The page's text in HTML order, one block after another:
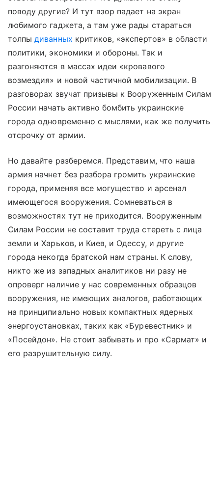
поводу другие? И тут взор падает на экран
любимого гаджета, а там уже рады стараться
толпыдиванных критиков, «экспертов» в области
политики, экономики и обороны. Так и
разгоняются в массах идеи «кровавого
возмездия» и новой частичной мобилизации. В
разговорах звучат призывы к Вооруженным Силам
России начать активно бомбить украинские
города одновременно с мыслями, как же получить
отсрочку от армии.
Но давайте разберемся. Представим, что наша
армия начнет без разбора громить украинские
города, применяя все могущество и арсенал
имеющегося вооружения. Сомневаться в
возможностях тут не приходится. Вооруженным
Силам России не составит труда стереть с лица
земли и Харьков, и Киев, и Одессу, и другие
города некогда братской нам страны. К слову,
никто же из западных аналитиков ни разу не
опроверг наличие у нас современных образцов
вооружения, не имеющих аналогов, работающих
на принципиально новых компактных ядерных
энергоустановках, таких как «Буревестник» и
«Посейдон». Не стоит забывать и про «Сармат» и
его разрушительную силу.